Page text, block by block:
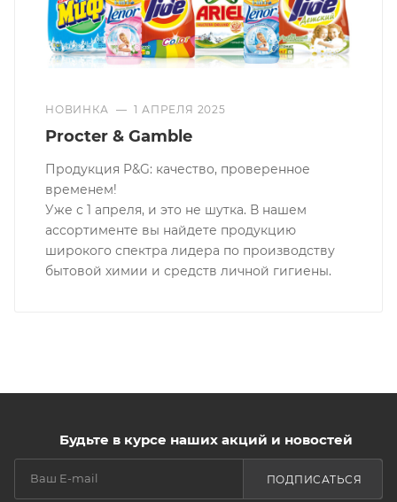
НОВИНКА — 1 АПРЕЛЯ 2025
Procter & Gamble
Продукция P&G: качество, проверенное
временем!
Уже с 1 апреля, и это не шутка. В нашем
ассортименте вы найдете продукцию
широкого спектра лидера по производству
бытовой химии и средств личной гигиены.
Будьте в курсе наших акций и новостей
ПОДПИСАТЬСЯ